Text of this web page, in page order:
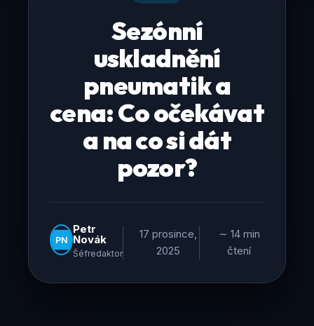
Sezónní
uskladnění
pneumatik a
cena: Co očekávat
a na co si dát
pozor?
Petr
Novák
Šéfredaktor
17 prosince,
2025
∼ 14 min
čtení